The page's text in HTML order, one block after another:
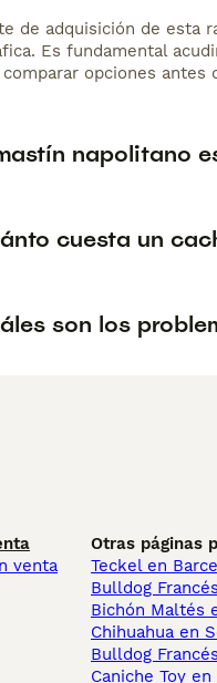
de adquisición de esta
Es fundamental
opciones
napolitano
cuesta un
son los
venta
Otras páginas
Teckel en
Bulldog
Bichón Maltés
Chihuahua en
Bulldog
Caniche Toy